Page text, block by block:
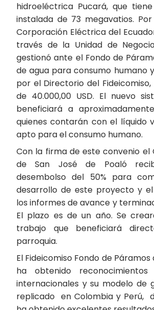
hidroeléctrica Pucará, que
instalada de 73 megavatios.
Corporación Eléctrica del
través de la Unidad de
gestionó ante el Fondo de
de agua para consumo humano
por el Directorio del
de 40.000,00 USD. El nuevo
beneficiará a
quienes contarán con el líquido
apto para el consumo humano.
Con la firma de este convenio el
de San José de Poaló
desembolso del 50% para
desarrollo de este proyecto y
los informes de avance y
El plazo es de un año. Se
trabajo que beneficiará
parroquia.
El Fideicomiso Fondo de
ha obtenido
internacionales y su modelo de
replicado en Colombia y Perú,